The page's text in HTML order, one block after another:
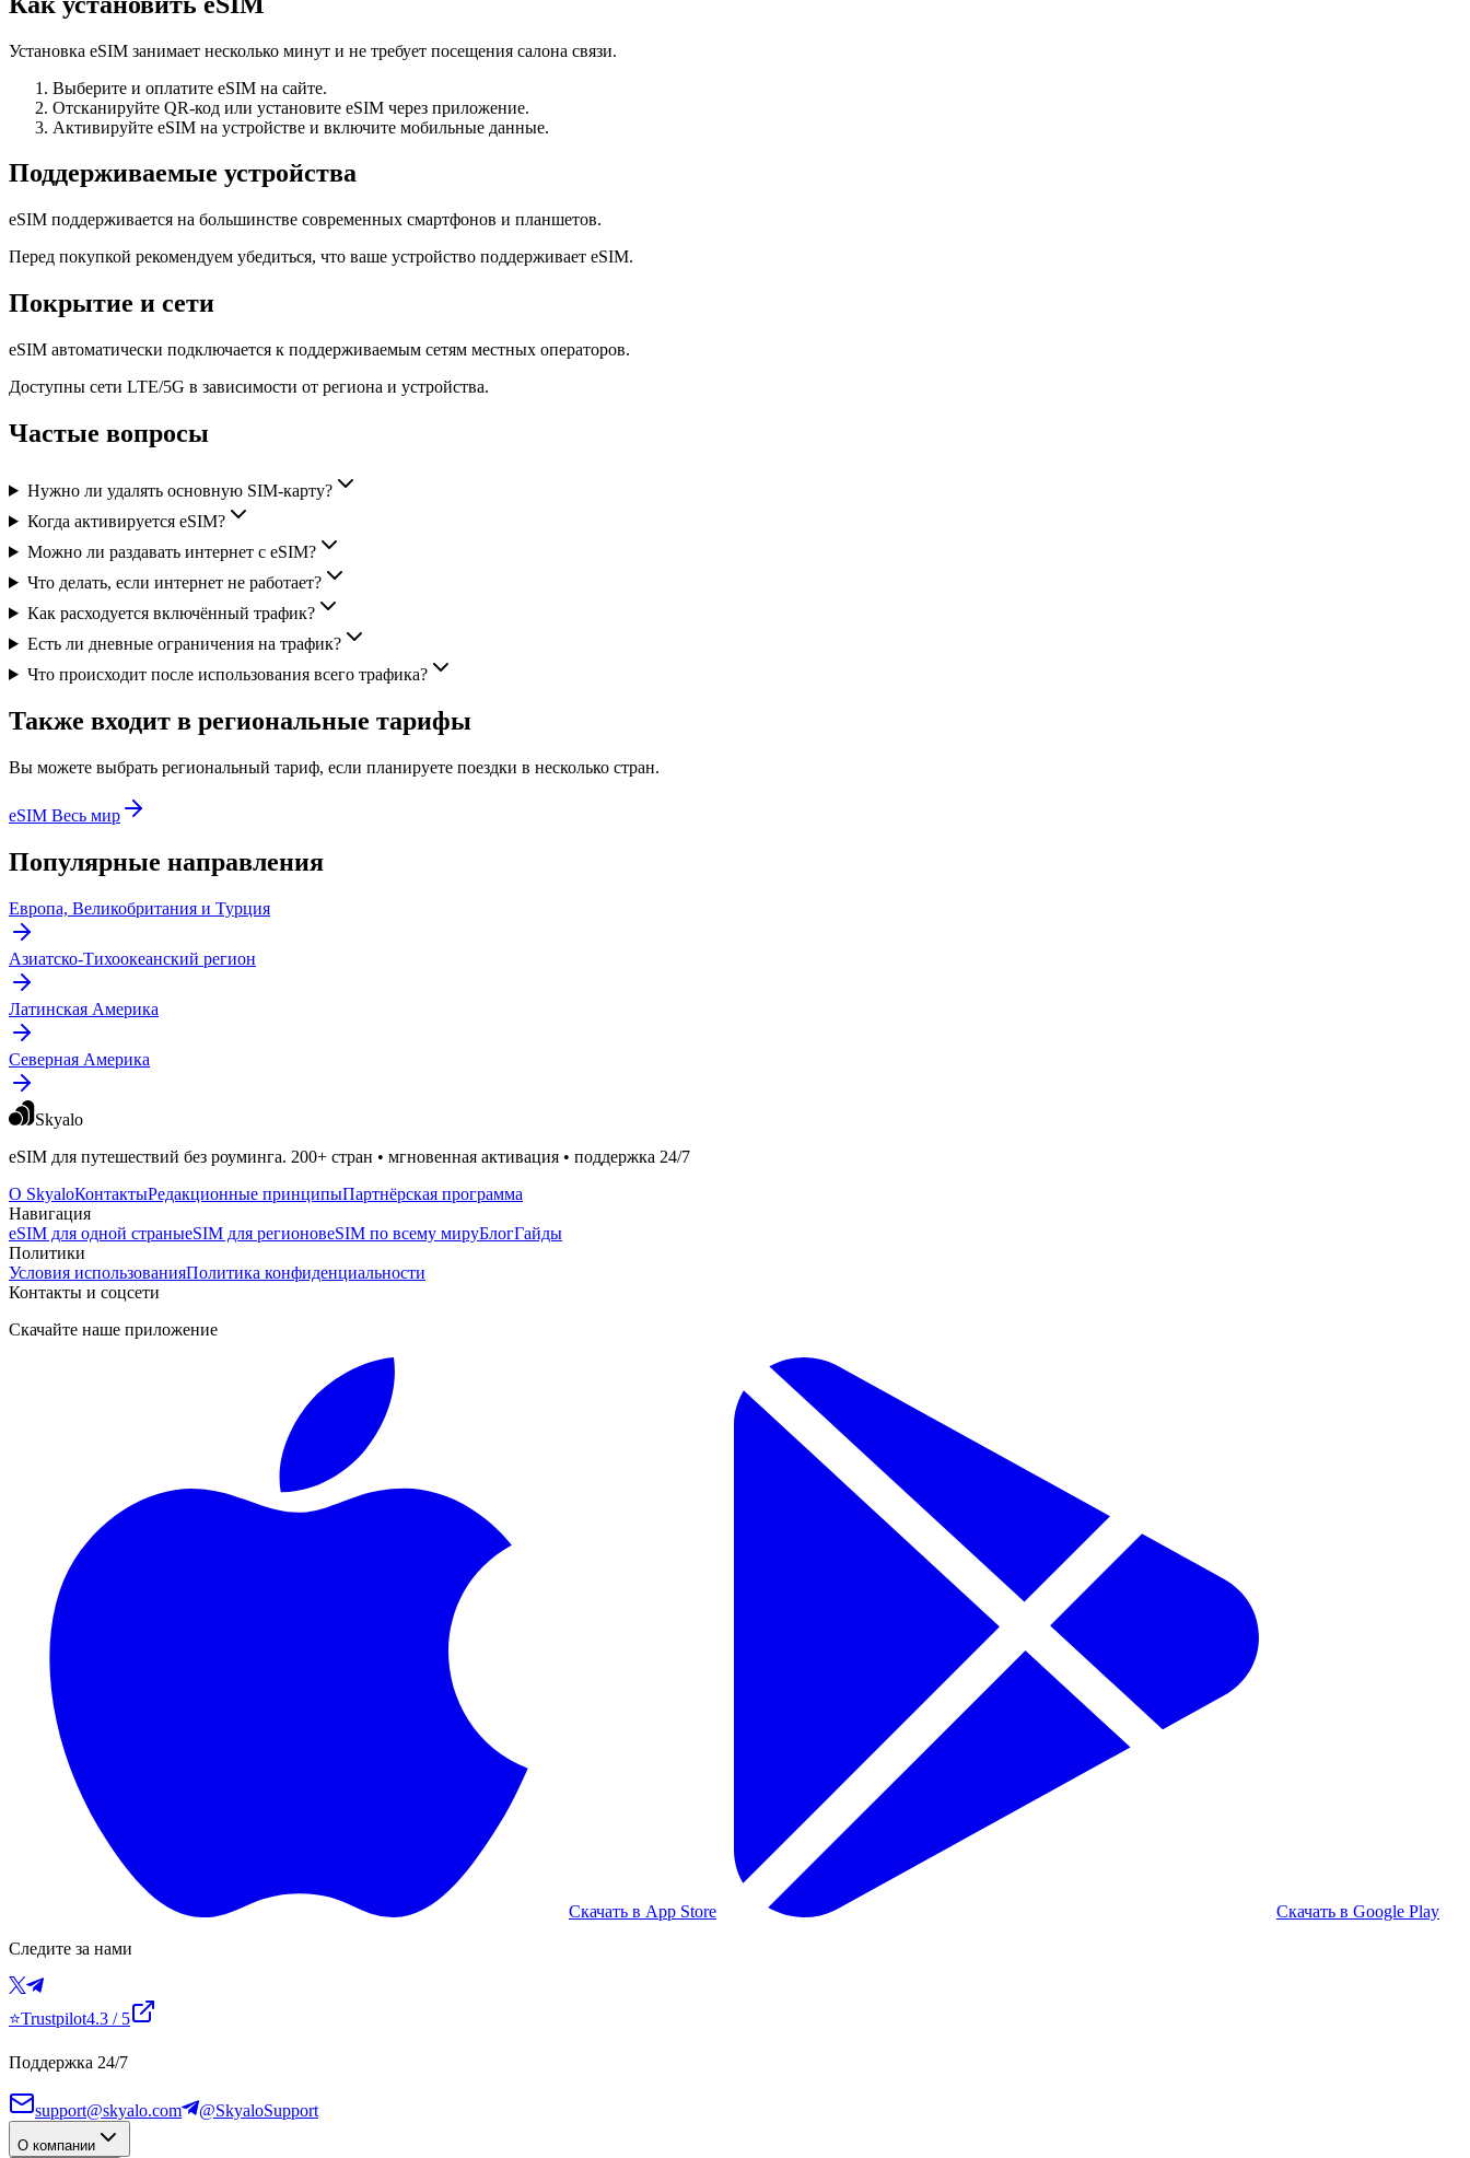
Установка eSIM занимает несколько минут и не требует посещения салона связи.
Выберите и оплатите eSIM на сайте.
Отсканируйте QR-код или установите eSIM через приложение.
Активируйте eSIM на устройстве и включите мобильные данные.
Поддерживаемые устройства
eSIM поддерживается на большинстве современных смартфонов и планшетов.
Перед покупкой рекомендуем убедиться, что ваше устройство поддерживает eSIM.
Покрытие и сети
eSIM автоматически подключается к поддерживаемым сетям местных операторов.
Доступны сети LTE/5G в зависимости от региона и устройства.
Частые вопросы
Нужно ли удалять основную SIM-карту?
Когда активируется eSIM?
Можно ли раздавать интернет с eSIM?
Что делать, если интернет не работает?
Как расходуется включённый трафик?
Есть ли дневные ограничения на трафик?
Что происходит после использования всего трафика?
Также входит в региональные тарифы
Вы можете выбрать региональный тариф, если планируете поездки в несколько стран.
eSIM Весь мир
Популярные направления
Европа, Великобритания и Турция
Азиатско-Тихоокеанский регион
Латинская Америка
Северная Америка
Skyalo
eSIM для путешествий без роуминга. 200+ стран • мгновенная активация • поддержка 24/7
О SkyaloКонтактыРедакционные принципыПартнёрская программа
Навигация
eSIM для одной страныeSIM для регионовeSIM по всему мируБлогГайды
Политики
Условия использованияПолитика конфиденциальности
Контакты и соцсети
Скачайте наше приложение
Скачать в App Store
Скачать в Google Play
Следите за нами
⭐Trustpilot4.3 / 5
Поддержка 24/7
support@skyalo.com @SkyaloSupport
О компании